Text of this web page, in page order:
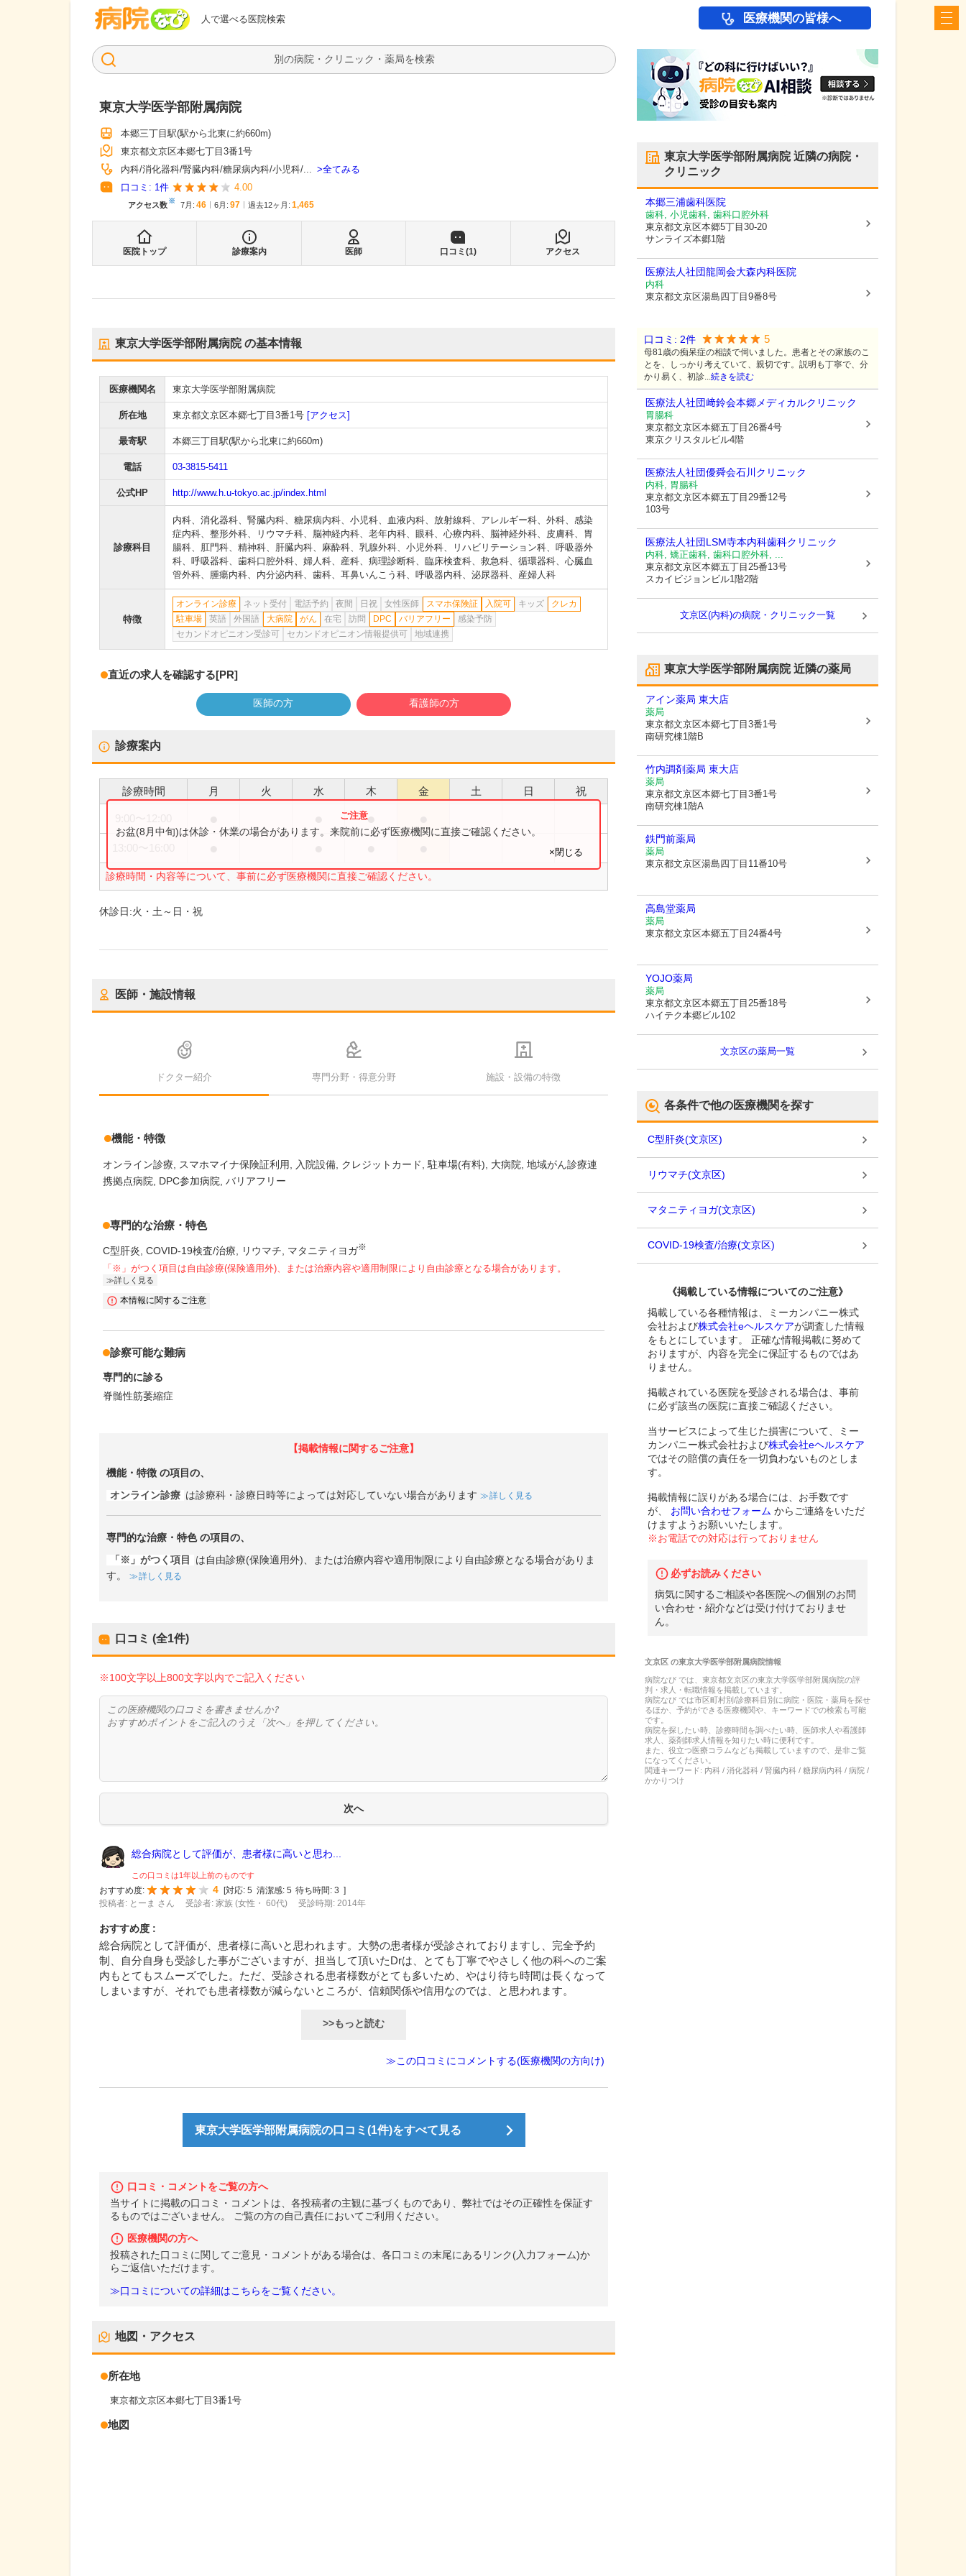
人で選べる医院検索
病院なび 医療機関の皆様へ
検索
東京大学医学部附属病院
本郷三丁目駅(駅から北東に約660m)
東京都文京区本郷七丁目3番1号
内科 消化器科 腎臓内科 糖尿病内科 小児科 ...
全てみる
口コミ: 1件 4.00
アクセス数※ 7月 : 46 6月 : 97 過去12ヶ月: 1,465
医院トップ 診療案内 医師 口コミ(1) アクセス
東京大学医学部附属病院の基本情報
医療機関名 東京大学医学部附属病院
所在地 東京都文京区本郷七丁目3番1号 [アクセス]
最寄駅 本郷三丁目駅(駅から北東に約660m)
電話 03-3815-5411
公式HP http://www.h.u-tokyo.ac.jp/index.html
診療科目
内科、 消化器科、 腎臓内科、 糖尿病内科、 小児科、 血液内科、 放射線科、 アレルギー科、 外科、 感染
症内科、 整形外科、 リウマチ科、 脳神経内科、 老年内科、 眼科、 心療内科、 脳神経外科、 皮膚科、 胃
腸科、 肛門科、 精神科、 肝臓内科、 麻酔科、 乳腺外科、 小児外科、 リハビリテーション科、 呼吸器外
科、 呼吸器科、 歯科口腔外科、 婦人科、 産科、 病理診断科、 臨床検査科、 救急科、 循環器科、 心臓血
管外科、 腫瘍内科、 内分泌内科、 歯科、 耳鼻いんこう科、 呼吸器内科、 泌尿器科、 産婦人科
特徴
オンライン診療 ネット受付 電話予約 夜間 日祝 女性医師 スマホ保険証 入院可 キッズ
クレカ
駐車場
英語 外国語 大病院 がん 在宅 訪問 DPC バリアフリー
感染予防
セカンドオピニオン受診可
セカンドオピニオン情報提供可 地域連携
直近の求人を確認する[PR]
医師の方 看護師の方
診療案内
診療時間 月 火 水 木 金 土 日 祝
●
診療時間・内容等について、事前に必ず医療機関に直接ご確認ください。
お盆(8月中旬)は休診・休業の場合があります。来院前に必ず医療機関に直接ご確認ください。
×閉じる
休診日:火・土～日・祝
医師・施設情報
ドクター紹介 専門分野・得意分野 施設・設備の特徴
機能・特徴
オンライン診療 スマホマイナ保険証利用 入院設備 クレジットカード 駐車場(有料) 大病院 地域がん診療連
携拠点病院
DPC参加病院 バリアフリー
専門的な治療・特色
C型肝炎 COVID-19検査/治療 リウマチ マタニティヨガ※
「※」がつく項目は自由診療(保険適用外)、または治療内容や適用制限により自由診療となる場合があります。
詳しく見る
本情報に関するご注意
診察可能な難病
専門的に診る
脊髄性筋萎縮症
【掲載情報に関するご注意】
機能・特徴 の項目の、
オンライン診療 は診療科・診療日時等によっては対応していない場合があります 詳しく見る
専門的な治療・特色の項目の、
「※」がつく項目
は自由診療(保険適用外)、または治療内容や適用制限により自由診療となる場合がありま
す。
詳しく見る
口コミ (全1件)
※100文字以上800文字以内でご記入ください
総合病院として評価が、患者様に高いと思わ...
この口コミは1年以上前のものです
おすすめ度:
4 [対応: 5 清潔感: 5 待ち時間: 3 ]
投稿者: とーま さん
受診者: 家族 (女性・ 60代) 受診時期: 2014年
おすすめ度 :
総合病院として評価が、患者様に高いと思われます。大勢の患者様が受診されておりますし、完全予約
制、自分自身も受診した事がございますが、担当して頂いたDrは、とても丁寧でやさしく他の科へのご案
内もとてもスムーズでした。ただ、受診される患者様数がとても多いため、やはり待ち時間は長くなって
しまいますが、それでも患者様数が減らないところが、信頼関係や信用なのでは、と思われます。
>>もっと読む
≫この口コミにコメントする(医療機関の方向け)
東京大学医学部附属病院の口コミ(1件)をすべて見る
口コミ・コメントをご覧の方へ
当サイトに掲載の口コミ・コメントは、各投稿者の主観に基づくものであり、弊社ではその正確性を保証す
るものではございません。 ご覧の方の自己責任においてご利用ください。
医療機関の方へ
投稿された口コミに関してご意見・コメントがある場合は、各口コミの末尾にあるリンク(入力フォーム)か
らご返信いただけます。
≫口コミについての詳細はこちらをご覧ください。
地図・アクセス
所在地
東京都文京区本郷七丁目3番1号
地図
東京大学医学部附属病院近隣の病院・
クリニック
本郷三浦歯科医院
歯科, 小児歯科, 歯科口腔外科
東京都文京区本郷5丁目30-20
サンライズ本郷1階
医療法人社団龍岡会大森内科医院
内科
東京都文京区湯島四丁目9番8号
口コミ: 2件 5
母81歳の痴呆症の相談で伺いました。患者とその家族のこ
とを、しっかり考えていて、親切です。説明も丁寧で、分
かり易く、初診...続きを読む
医療法人社団﨑鈴会本郷メディカルクリニック
胃腸科
東京都文京区本郷五丁目26番4号
東京クリスタルビル4階
医療法人社団優舜会石川クリニック
内科, 胃腸科
東京都文京区本郷五丁目29番12号
103号
医療法人社団LSM寺本内科歯科クリニック
内科, 矯正歯科, 歯科口腔外科, ...
東京都文京区本郷五丁目25番13号
スカイビジョンビル1階2階
文京区(内科)の病院・クリニック一覧
東京大学医学部附属病院近隣の薬局
アイン薬局 東大店
薬局
東京都文京区本郷七丁目3番1号
南研究棟1階B
竹内調剤薬局 東大店
薬局
東京都文京区本郷七丁目3番1号
南研究棟1階A
鉄門前薬局
薬局
東京都文京区湯島四丁目11番10号
高島堂薬局
薬局
東京都文京区本郷五丁目24番4号
YOJO薬局
薬局
東京都文京区本郷五丁目25番18号
ハイテク本郷ビル102
文京区の薬局一覧
各条件で他の医療機関を探す
C型肝炎(文京区)
リウマチ(文京区)
マタニティヨガ(文京区)
COVID-19検査/治療(文京区)
《掲載している情報についてのご注意》
掲載している各種情報は、ミーカンパニー株式
会社および株式会社eヘルスケアが調査した情報
をもとにしています。 正確な情報掲載に努めて
おりますが、内容を完全に保証するものではあ
りません。
掲載されている医院を受診される場合は、事前
に必ず該当の医院に直接ご確認ください。
当サービスによって生じた損害について、ミー
カンパニー株式会社および株式会社eヘルスケア
ではその賠償の責任を一切負わないものとしま
す。
掲載情報に誤りがある場合には、お手数です
が、
お問い合わせフォーム からご連絡をいただ
けますようお願いいたします。
※お電話での対応は行っておりません
必ずお読みください
病気に関するご相談や各医院への個別のお問
い合わせ・紹介などは受け付けておりませ
ん。
文京区の東京大学医学部附属病院情報
病院なび では、 東京都文京区の東京大学医学部附属病院の評
判・求人・転職情報を掲載しています。
病院なび では市区町村別/診療科目別に病院・医院・薬局を探せ
るほか、予約ができる医療機関や、キーワードでの検索も可能
です。
病院を探したい時、診療時間を調べたい時、医師求人や看護師
求人、薬剤師求人情報を知りたい時に便利です。
また、役立つ医療コラムなども掲載していますので、是非ご覧
になってください。
関連キーワード: 内科 / 消化器科 / 腎臓内科 / 糖尿病内科 / 病院 /
かかりつけ